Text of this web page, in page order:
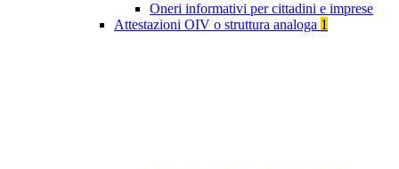
Oneri informativi per cittadini e imprese
Attestazioni OIV o struttura analoga 1